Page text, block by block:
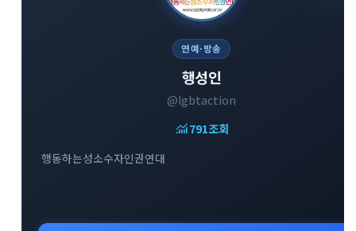
연예·방송
행성인
@lgbtaction
monitoring791조회
행동하는성소수자인권연대